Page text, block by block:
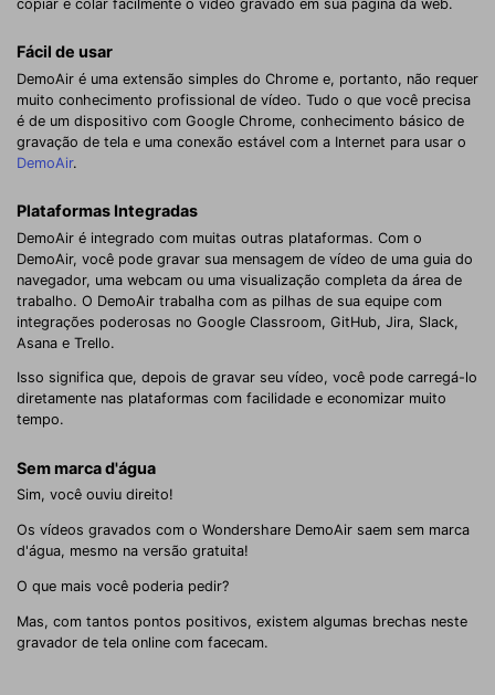
copiar e colar facilmente o vídeo gravado em sua página da web.
Fácil de usar
DemoAir é uma extensão simples do Chrome e, portanto, não requer
muito conhecimento profissional de vídeo. Tudo o que você precisa
é de um dispositivo com Google Chrome, conhecimento básico de
gravação de tela e uma conexão estável com a Internet para usar o
DemoAir.
Plataformas Integradas
DemoAir é integrado com muitas outras plataformas. Com o
DemoAir, você pode gravar sua mensagem de vídeo de uma guia do
navegador, uma webcam ou uma visualização completa da área de
trabalho. O DemoAir trabalha com as pilhas de sua equipe com
integrações poderosas no Google Classroom, GitHub, Jira, Slack,
Asana e Trello.
Isso significa que, depois de gravar seu vídeo, você pode carregá-lo
diretamente nas plataformas com facilidade e economizar muito
tempo.
Sem marca d'água
Sim, você ouviu direito!
Os vídeos gravados com o Wondershare DemoAir saem sem marca
d'água, mesmo na versão gratuita!
O que mais você poderia pedir?
Mas, com tantos pontos positivos, existem algumas brechas neste
gravador de tela online com facecam.